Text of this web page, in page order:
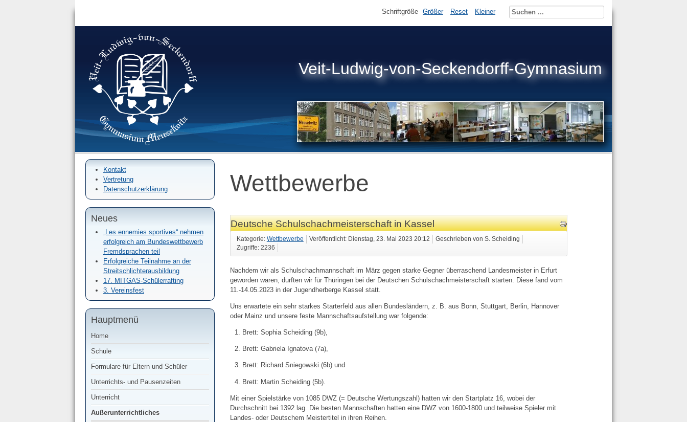
Veit-Ludwig-von-Seckendorff-Gymnasium
Schriftgröße Größer Reset Kleiner
Kontakt
Vertretung
Datenschutzerklärung
Neues
„Les ennemies sportives“ nehmen
erfolgreich am Bundeswettbewerb
Fremdsprachen teil
Erfolgreiche Teilnahme an der
Streitschlichterausbildung
17. MITGAS-Schülerrafting
3. Vereinsfest
Hauptmenü
Home
Schule
Formulare für Eltern und Schüler
Unterrichts- und Pausenzeiten
Unterricht
Außerunterrichtliches
Wettbewerbe
Deutsche Schulschachmeisterschaft in Kassel
Kategorie: Wettbewerbe Veröffentlicht: Dienstag, 23. Mai 2023 20:12
Geschrieben von S. Scheiding
Zugriffe: 2236
Nachdem wir als Schulschachmannschaft im März gegen starke Gegner überraschend Landesmeister in Erfurt
geworden waren, durften wir für Thüringen bei der Deutschen Schulschachmeisterschaft starten. Diese fand vom
11.-14.05.2023 in der Jugendherberge Kassel statt.
Uns erwartete ein sehr starkes Starterfeld aus allen Bundesländern, z. B. aus Bonn, Stuttgart, Berlin, Hannover
oder Mainz und unsere feste Mannschaftsaufstellung war folgende:
Brett: Sophia Scheiding (9b),
Brett: Gabriela Ignatova (7a),
Brett: Richard Sniegowski (6b) und
Brett: Martin Scheiding (5b).
Mit einer Spielstärke von 1085 DWZ (= Deutsche Wertungszahl) hatten wir den Startplatz 16, wobei der
Durchschnitt bei 1392 lag. Die besten Mannschaften hatten eine DWZ von 1600-1800 und teilweise Spieler mit
Landes- oder Deutschem Meistertitel in ihren Reihen.